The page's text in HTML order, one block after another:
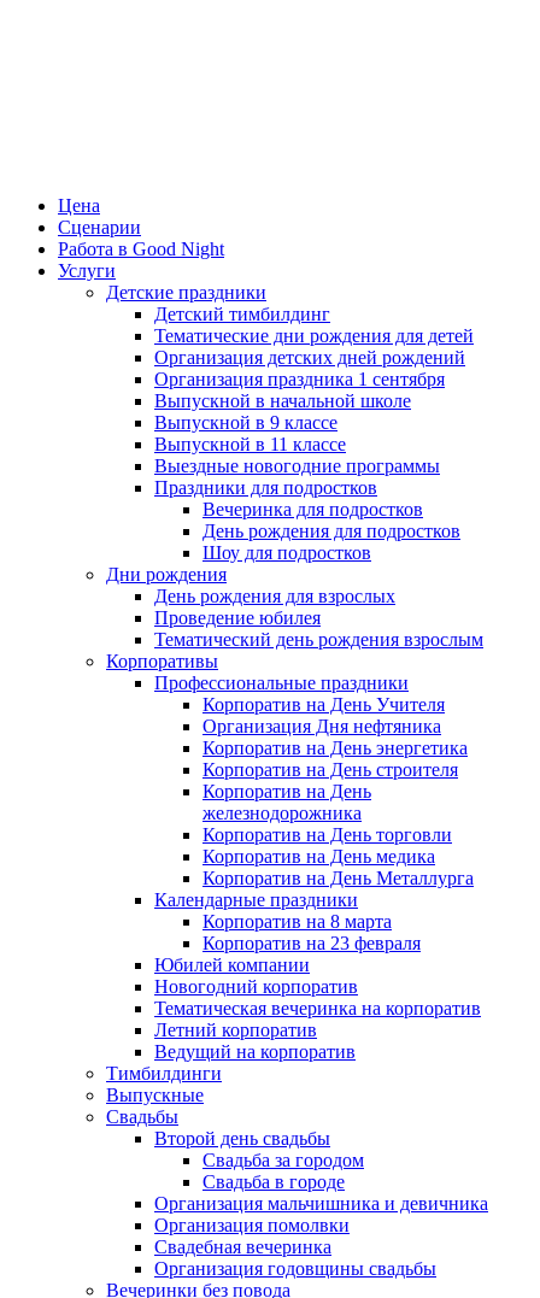
Цена
Сценарии
Работа в Good Night
Услуги
Детские праздники
Детский тимбилдинг
Тематические дни рождения для детей
Организация детских дней рождений
Организация праздника 1 сентября
Выпускной в начальной школе
Выпускной в 9 классе
Выпускной в 11 классе
Выездные новогодние программы
Праздники для подростков
Вечеринка для подростков
День рождения для подростков
Шоу для подростков
Дни рождения
День рождения для взрослых
Проведение юбилея
Тематический день рождения взрослым
Корпоративы
Профессиональные праздники
Корпоратив на День Учителя
Организация Дня нефтяника
Корпоратив на День энергетика
Корпоратив на День строителя
Корпоратив на День
железнодорожника
Корпоратив на День торговли
Корпоратив на День медика
Корпоратив на День Металлурга
Календарные праздники
Корпоратив на 8 марта
Корпоратив на 23 февраля
Юбилей компании
Новогодний корпоратив
Тематическая вечеринка на корпоратив
Летний корпоратив
Ведущий на корпоратив
Тимбилдинги
Выпускные
Свадьбы
Второй день свадьбы
Свадьба за городом
Свадьба в городе
Организация мальчишника и девичника
Организация помолвки
Свадебная вечеринка
Организация годовщины свадьбы
Вечеринки без повода